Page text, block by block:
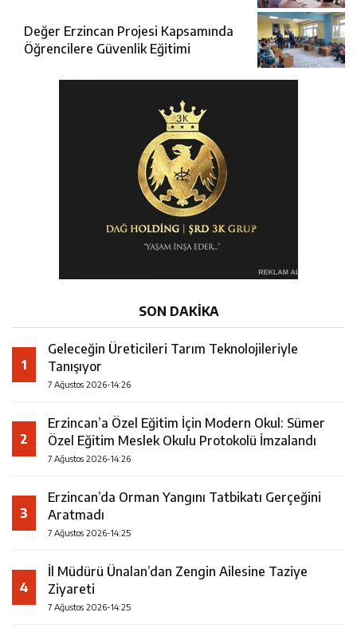
Değer Erzincan Projesi Kapsamında
Öğrencilere Güvenlik Eğitimi
SON DAKİKA
1
Geleceğin Üreticileri Tarım Teknolojileriyle
Tanışıyor
7 Ağustos 2026-14:26
2
Erzincan’a Özel Eğitim İçin Modern Okul: Sümer
Özel Eğitim Meslek Okulu Protokolü İmzalandı
7 Ağustos 2026-14:26
3
Erzincan’da Orman Yangını Tatbikatı Gerçeğini
Aratmadı
7 Ağustos 2026-14:25
4
İl Müdürü Ünalan’dan Zengin Ailesine Taziye
Ziyareti
7 Ağustos 2026-14:25